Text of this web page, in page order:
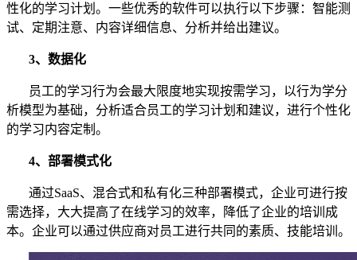
性化的学习计划。一些优秀的软件可以执行以下步骤：智能测
试、定期注意、内容详细信息、分析并给出建议。
3、数据化
员工的学习行为会最大限度地实现按需学习，以行为学分
析模型为基础，分析适合员工的学习计划和建议，进行个性化
的学习内容定制。
4、 部署模式化
通过SaaS、混合式和私有化三种部署模式，企业可进行按
需选择，大大提高了在线学习的效率，降低了企业的培训成
本。企业可以通过供应商对员工进行共同的素质、技能培训。